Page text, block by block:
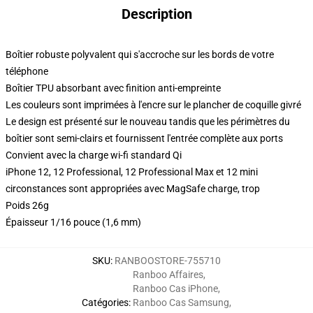
Description
Boîtier robuste polyvalent qui s'accroche sur les bords de votre
téléphone
Boîtier TPU absorbant avec finition anti-empreinte
Les couleurs sont imprimées à l'encre sur le plancher de coquille givré
Le design est présenté sur le nouveau tandis que les périmètres du
boîtier sont semi-clairs et fournissent l'entrée complète aux ports
Convient avec la charge wi-fi standard Qi
iPhone 12, 12 Professional, 12 Professional Max et 12 mini
circonstances sont appropriées avec MagSafe charge, trop
Poids 26g
Épaisseur 1/16 pouce (1,6 mm)
SKU: RANBOOSTORE-755710
Catégories:
Ranboo Affaires,
Ranboo Cas iPhone,
Ranboo Cas Samsung,